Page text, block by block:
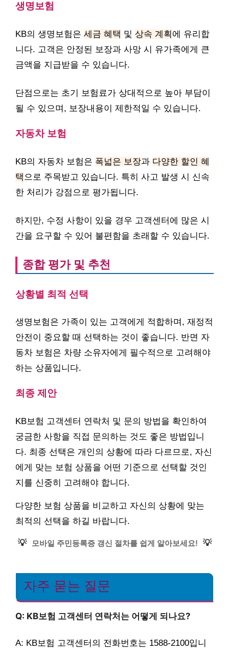
생명보험
KB의 생명보험은 세금 혜택 및 상속 계획에 유리합
니다. 고객은 안정된 보장과 사망 시 유가족에게 큰
금액을 지급받을 수 있습니다.
단점으로는 초기 보험료가 상대적으로 높아 부담이
될 수 있으며, 보장내용이 제한적일 수 있습니다.
자동차 보험
KB의 자동차 보험은 폭넓은 보장과 다양한 할인 혜
택 으로 주목받고 있습니다. 특히 사고 발생 시 신속
한 처리가 강점으로 평가됩니다.
하지만, 수정 사항이 있을 경우 고객센터에 많은 시
간을 요구할 수 있어 불편함을 초래할 수 있습니다.
종합 평가 및 추천
상황별 최적 선택
생명보험은 가족이 있는 고객에게 적합하며, 재정적
안전이 중요할 때 선택하는 것이 좋습니다. 반면 자
동차 보험은 차량 소유자에게 필수적으로 고려해야
하는 상품입니다.
최종 제안
KB보험 고객센터 연락처 및 문의 방법을 확인하여
궁금한 사항을 직접 문의하는 것도 좋은 방법입니
다. 최종 선택은 개인의 상황에 따라 다르므로, 자신
에게 맞는 보험 상품을 어떤 기준으로 선택할 것인
지를 신중히 고려해야 합니다.
다양한 보험 상품을 비교하고 자신의 상황에 맞는
최적의 선택을 하길 바랍니다.
💡 모바일 주민등록증 갱신 절차를 쉽게 알아보세요! 💡
자주 묻는 질문
Q: KB보험 고객센터 연락처는 어떻게 되나요?
A: KB보험 고객센터의 전화번호는 1588-2100입니